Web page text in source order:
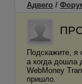
Адвего /
Подскажите, я
а когда дошла
WebMoney
пришло.